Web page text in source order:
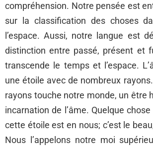
compréhension. Notre pensée est
sur la classification des choses
l’espace. Aussi, notre langue est
distinction entre passé, présent et
transcende le temps et l’espace.
une étoile avec de nombreux
rayons touche notre monde, un être
incarnation de l’âme. Quelque
cette étoile est en nous; c’est le
Nous l’appelons notre moi